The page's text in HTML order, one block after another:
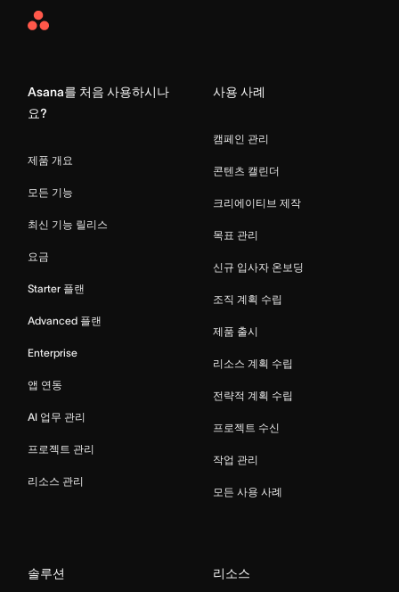
Asana
Asana를 처음 사용하시나
요?
제품 개요
모든 기능
최신 기능 릴리스
요금
Starter 플랜
Advanced 플랜
Enterprise
앱 연동
AI 업무 관리
프로젝트 관리
리소스 관리
사용 사례
캠페인 관리
콘텐츠 캘린더
크리에이티브 제작
목표 관리
신규 입사자 온보딩
조직 계획 수립
제품 출시
리소스 계획 수립
전략적 계획 수립
프로젝트 수신
작업 관리
모든 사용 사례
솔루션 리소스